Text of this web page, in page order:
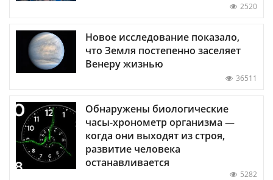
2520
Новое исследование показало,
что Земля постепенно заселяет
Венеру жизнью
36511
Обнаружены биологические
часы-хронометр организма —
когда они выходят из строя,
развитие человека
останавливается
5282